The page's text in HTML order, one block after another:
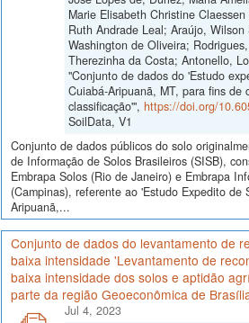
Marie Elisabeth Christine
Ruth Andrade Leal; Araújo,
Washington de Oliveira;
Therezinha da Costa; Antonello,
"Conjunto de dados do 'Estudo
Cuiabá-Aripuanã, MT, para fins de
classificação'", https://doi.org/
SoilData, V1
Conjunto de dados públicos do solo
de Informação de Solos Brasileiros (SISB),
Embrapa Solos (Rio de Janeiro) e Embrapa
(Campinas), referente ao 'Estudo Expedito de
Aripuanã,...
Conjunto de dados do levantamento de
baixa intensidade 'Levantamento de
baixa intensidade dos solos e aptidão
parte da região Geoeconômica de
Jul 4, 2023